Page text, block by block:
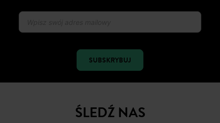
SUBSKRYBUJ
ŚLEDŹ NAS